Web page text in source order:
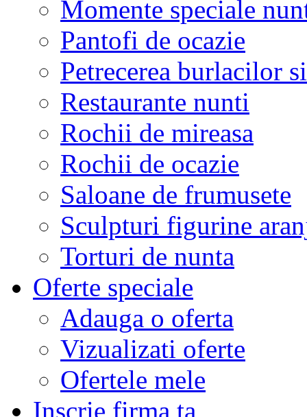
Momente speciale
Pantofi de ocazie
Petrecerea burlacilor
Restaurante nunti
Rochii de mireasa
Rochii de ocazie
Saloane de frumusete
Sculpturi figurine
Torturi de nunta
Oferte speciale
Adauga o oferta
Vizualizati oferte
Ofertele mele
Inscrie firma ta